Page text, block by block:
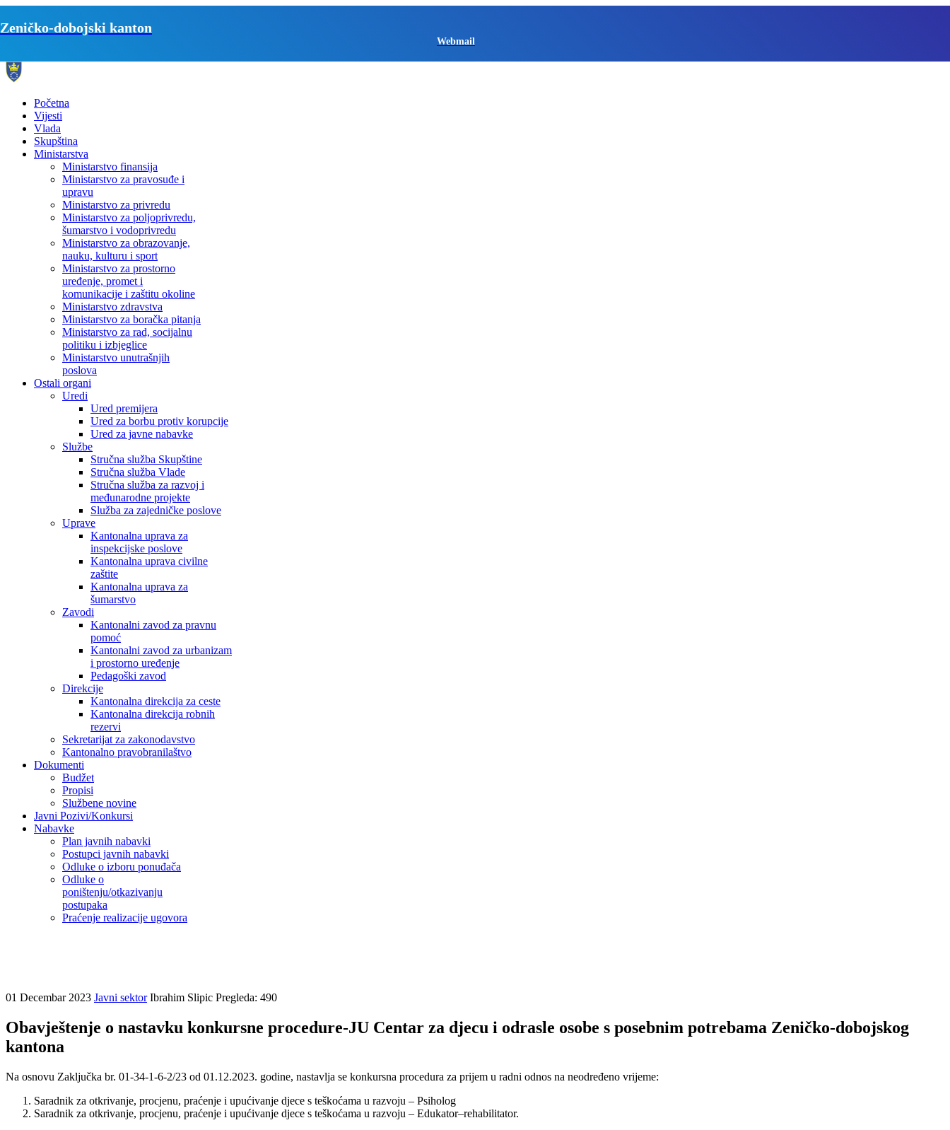
Zeničko-dobojski kanton
Webmail
Početna
Vijesti
Vlada
Skupština
Ministarstva
Ministarstvo finansija
Ministarstvo za pravosuđe i
upravu
Ministarstvo za privredu
Ministarstvo za poljoprivredu,
šumarstvo i vodoprivredu
Ministarstvo za obrazovanje,
nauku, kulturu i sport
Ministarstvo za prostorno
uređenje, promet i
komunikacije i zaštitu okoline
Ministarstvo zdravstva
Ministarstvo za boračka pitanja
Ministarstvo za rad, socijalnu
politiku i izbjeglice
Ministarstvo unutrašnjih
poslova
Ostali organi
Uredi
Ured premijera
Ured za borbu protiv korupcije
Ured za javne nabavke
Službe
Stručna služba Skupštine
Stručna služba Vlade
Stručna služba za razvoj i
međunarodne projekte
Služba za zajedničke poslove
Uprave
Kantonalna uprava za
inspekcijske poslove
Kantonalna uprava civilne
zaštite
Kantonalna uprava za
šumarstvo
Zavodi
Kantonalni zavod za pravnu
pomoć
Kantonalni zavod za urbanizam
i prostorno uređenje
Pedagoški zavod
Direkcije
Kantonalna direkcija za ceste
Kantonalna direkcija robnih
rezervi
Sekretarijat za zakonodavstvo
Kantonalno pravobranilaštvo
Dokumenti
Budžet
Propisi
Službene novine
Javni Pozivi/Konkursi
Nabavke
Plan javnih nabavki
Postupci javnih nabavki
Odluke o izboru ponuđača
Odluke o
poništenju/otkazivanju
postupaka
Praćenje realizacije ugovora
01 Decembar 2023 Javni sektor Ibrahim Slipic Pregleda: 490
Obavještenje o nastavku konkursne procedure-JU Centar za djecu i odrasle osobe s posebnim potrebama Zeničko-dobojskog
kantona
Na osnovu Zaključka br. 01-34-1-6-2/23 od 01.12.2023. godine, nastavlja se konkursna procedura za prijem u radni odnos na neodređeno vrijeme:
Saradnik za otkrivanje, procjenu, praćenje i upućivanje djece s teškoćama u razvoju – Psiholog
Saradnik za otkrivanje, procjenu, praćenje i upućivanje djece s teškoćama u razvoju – Edukator–rehabilitator.